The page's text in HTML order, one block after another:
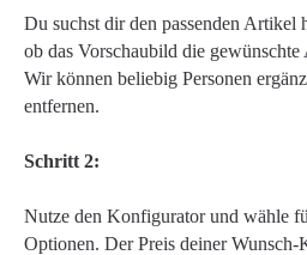
Du suchst dir den passenden Artikel
ob das Vorschaubild die gewünschte
Wir können beliebig Personen
entfernen.
Schritt 2:
Nutze den Konfigurator und wähle
Optionen. Der Preis deiner